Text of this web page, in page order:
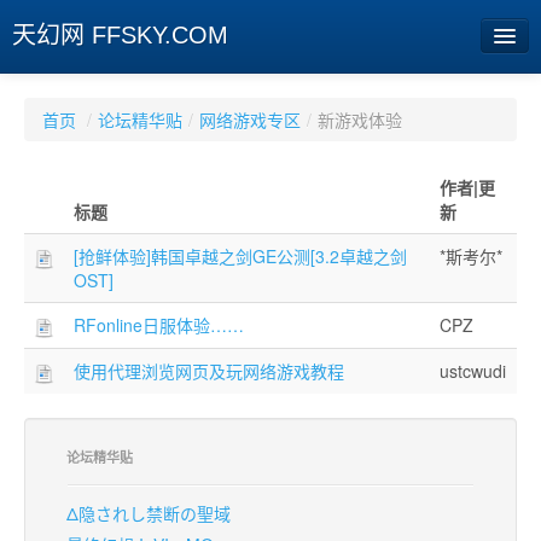
天幻网 FFSKY.COM
娱乐
专题
相册
旧版临时
首页 / 论坛精华贴 / 网络游戏专区 / 新游戏体验
标题
作者|更
新
[抢鲜体验]韩国卓越之剑GE公测[3.2卓越之剑
OST]
*斯考尔*
RFonline日服体验……
CPZ
使用代理浏览网页及玩网络游戏教程
ustcwudi
论坛精华贴
Δ隐されし禁断の聖域